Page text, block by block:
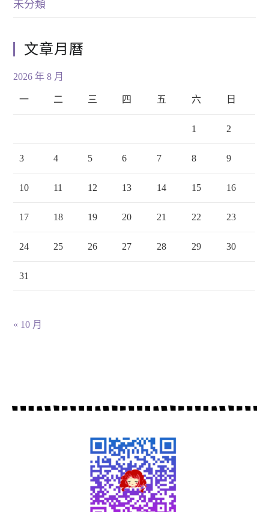
未分類
文章月曆
2026 年 8 月
一 二 三 四 五 六 日
1 2
3 4 5 6 7 8 9
10 11 12 13 14 15 16
17 18 19 20 21 22 23
24 25 26 27 28 29 30
31
« 10 月